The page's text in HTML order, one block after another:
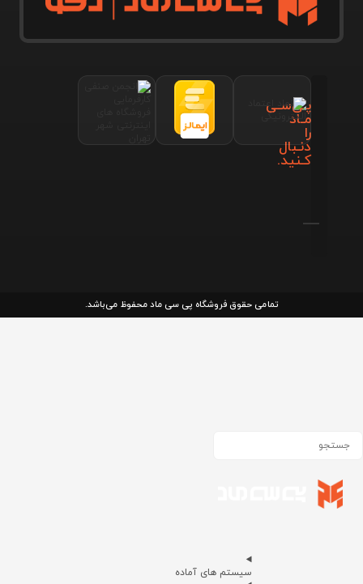
پـی‌سـی
مـاد
را
دنـبال
کـنید.
تمامی حقوق فروشگاه پی سی ماد محفوظ می‌باشد.
سیستم های آماده